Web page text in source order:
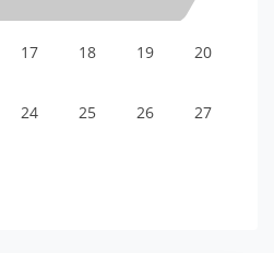
17 18 19 20
24 25 26 27